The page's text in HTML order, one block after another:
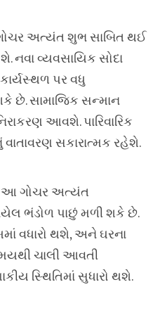
ગોચર અત્યંત શુભ સાબિત થઈ
નવા વ્યવસાયિક સોદા
પર વધુ
છે. સામાજિક સન્માન
આવશે. પારિવારિક
સકારાત્મક રહેશે.
આ ગોચર અત્યંત
ભંડોળ પાછું મળી શકે છે.
વધારો થશે, અને ઘરના
ચાલી આવતી
સ્થિતિમાં સુધારો થશે.